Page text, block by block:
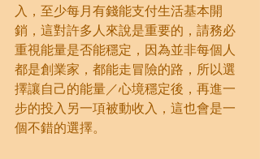
入，至少每月有錢能支付生活基本開
銷，這對許多人來說是重要的，請務必
重視能量是否能穩定，因為並非每個人
都是創業家，都能走冒險的路，所以選
擇讓自己的能量／心境穩定後，再進一
步的投入另一項被動收入，這也會是一
個不錯的選擇。